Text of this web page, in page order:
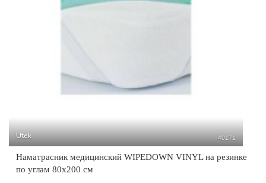
Utek 40171
Наматрасник медицинский WIPEDOWN VINYL на резинке
по углам 80х200 см